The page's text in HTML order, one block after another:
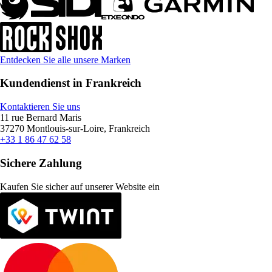
Entdecken Sie alle unsere Marken
Kundendienst in Frankreich
Kontaktieren Sie uns
11 rue Bernard Maris
37270 Montlouis-sur-Loire, Frankreich
+33 1 86 47 62 58
Sichere Zahlung
Kaufen Sie sicher auf unserer Website ein